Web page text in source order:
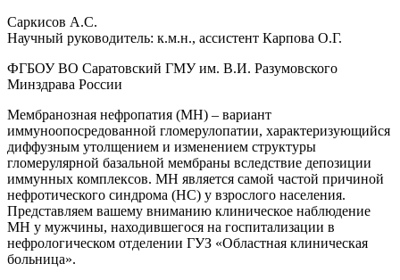
Саркисов А.С.
Научный руководитель: к.м.н., ассистент Карпова О.Г.
ФГБОУ ВО Саратовский ГМУ им. В.И. Разумовского
Минздрава России
Мембранозная нефропатия (МН) – вариант
иммуноопосредованной гломерулопатии, характеризующийся
диффузным утолщением и изменением структуры
гломерулярной базальной мембраны вследствие депозиции
иммунных комплексов. МН является самой частой причиной
нефротического синдрома (НС) у взрослого населения.
Представляем вашему вниманию клиническое наблюдение
МН у мужчины, находившегося на госпитализации в
нефрологическом отделении ГУЗ «Областная клиническая
больница».